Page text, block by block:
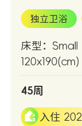
独立卫浴
床型：
120x190(cm)
45周
入住